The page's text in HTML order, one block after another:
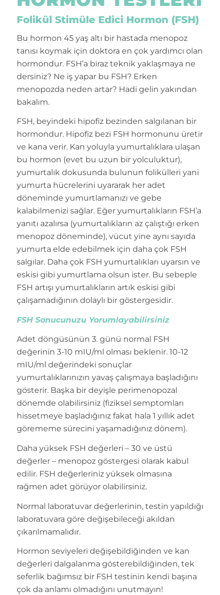
Folikül Stimüle Edici Hormon (FSH)
Bu hormon 45 yaş altı bir hastada menopoz
tanısı koymak için doktora en çok yardımcı olan
hormondur. FSH’a biraz teknik yaklaşmaya ne
dersiniz? Ne iş yapar bu FSH? Erken
menopozda neden artar? Hadi gelin yakından
bakalım.
FSH, beyindeki hipofiz bezinden salgılanan bir
hormondur. Hipofiz bezi FSH hormonunu üretir
ve kana verir. Kan yoluyla yumurtalıklara ulaşan
bu hormon (evet bu uzun bir yolculuktur),
yumurtalık dokusunda bulunun folikülleri yani
yumurta hücrelerini uyararak her adet
döneminde yumurtlamanızı ve gebe
kalabilmenizi sağlar. Eğer yumurtalıkların FSH’a
yanıtı azalırsa (yumurtalıkların az çalıştığı erken
menopoz döneminde), vücut yine aynı sayıda
yumurta elde edebilmek için daha çok FSH
salgılar. Daha çok FSH yumurtalıkları uyarsın ve
eskisi gibi yumurtlama olsun ister. Bu sebeple
FSH artışı yumurtalıkların artık eskisi gibi
çalışamadığının dolaylı bir göstergesidir.
FSH Sonucunuzu Yorumlayabilirsiniz
Adet döngüsünün 3. günü normal FSH
değerinin 3-10 mIU/ml olması beklenir. 10-12
mIU/ml değerindeki sonuçlar
yumurtalıklarınızın yavaş çalışmaya başladığını
gösterir. Başka bir deyişle perimenopozal
dönemde olabilirsiniz (fiziksel semptomları
hissetmeye başladığınız fakat hala 1 yıllık adet
görememe sürecini yaşamadığınız dönem).
Daha yüksek FSH değerleri – 30 ve üstü
değerler – menopoz göstergesi olarak kabul
edilir. FSH değerleriniz yüksek olmasına
rağmen adet görüyor olabilirsiniz.
Normal laboratuvar değerlerinin, testin yapıldığı
laboratuvara göre değişebileceği akıldan
çıkarılmamalıdır.
Hormon seviyeleri değişebildiğinden ve kan
değerleri dalgalanma gösterebildiğinden, tek
seferlik bağımsız bir FSH testinin kendi başına
çok da anlamı olmadığını unutmayın!